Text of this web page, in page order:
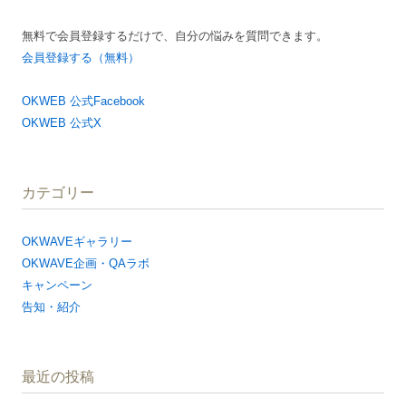
無料で会員登録するだけで、自分の悩みを質問できます。
会員登録する（無料）
OKWEB 公式Facebook
OKWEB 公式X
カテゴリー
OKWAVEギャラリー
OKWAVE企画・QAラボ
キャンペーン
告知・紹介
最近の投稿